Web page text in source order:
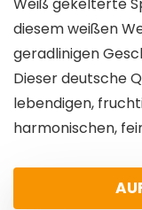
Weiß gekelterte
diesem weißen
geradlinigen
Dieser deutsche
lebendigen,
harmonischen,